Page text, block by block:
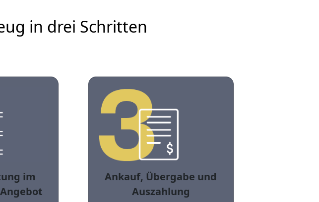
in drei Schritten
im
Ankauf, Übergabe und
Auszahlung